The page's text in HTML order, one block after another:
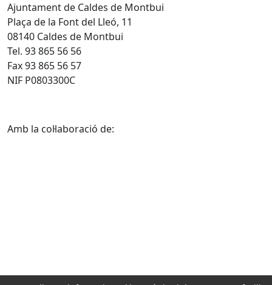
Ajuntament de Caldes de Montbui
Plaça de la Font del Lleó, 11
08140 Caldes de Montbui
Tel. 93 865 56 56
Fax 93 865 56 57
NIF P0803300C
Amb la col·laboració de: